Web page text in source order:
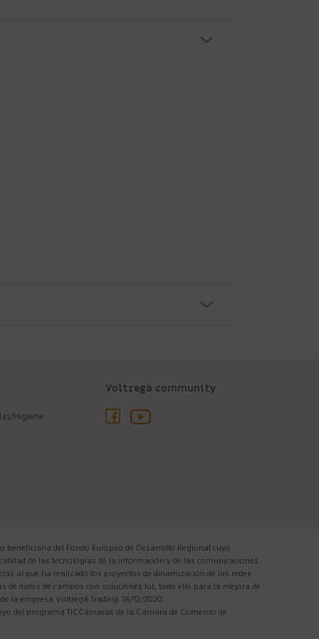
Higiene
Voltregà community
beneficiaria del Fondo Europeo de Desarrollo Regional cuyo
de las tecnologías de la información y de las comunicaciones
al que ha realizado los proyectos de dinamización de las redes
de datos de campos con soluciones Iot, todo ello para la mejora de
la empresa Voltregà Trading. 18/12/2020.
del programa TICCámaras de la Cámara de Comercio de